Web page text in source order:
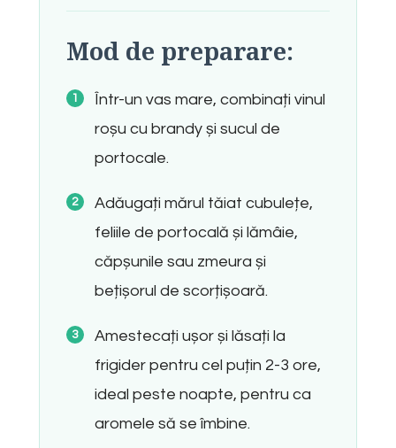
Mod de preparare:
Într-un vas mare, combinați vinul
roșu cu brandy și sucul de
portocale.
Adăugați mărul tăiat cubulețe,
feliile de portocală și lămâie,
căpșunile sau zmeura și
bețișorul de scorțișoară.
Amestecați ușor și lăsați la
frigider pentru cel puțin 2-3 ore,
ideal peste noapte, pentru ca
aromele să se îmbine.